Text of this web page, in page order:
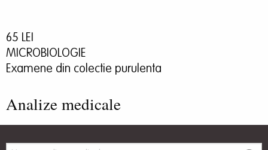
65 LEI
MICROBIOLOGIE
Examene din colectie purulenta
Analize medicale